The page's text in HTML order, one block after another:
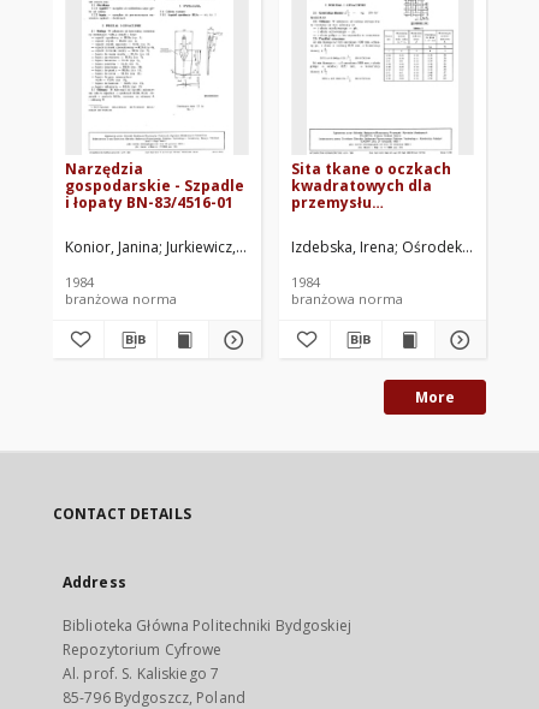
Narzędzia
gospodarskie - Szpadle
i łopaty BN-83/4516-01
Konior, Janina Jurkiewicz, Kazimierz Ośrodek Badawczo-Rozwojowy
1984
branżowa norma
Sita tkane o oczkach
kwadratowych dla
przemysłu
83/5031-04
Izdebska, Irena Ośrodek
1984
branżowa norma
More
CONTACT DETAILS
Address
Biblioteka Główna Politechniki Bydgoskiej
Repozytorium Cyfrowe
Al. prof. S. Kaliskiego 7
85-796 Bydgoszcz, Poland